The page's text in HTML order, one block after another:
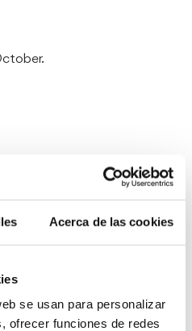
Acerca de las cookies
se usan para personalizar
ofrecer funciones de redes